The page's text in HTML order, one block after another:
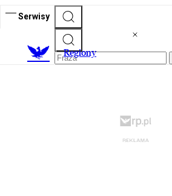
Serwisy
Regiony